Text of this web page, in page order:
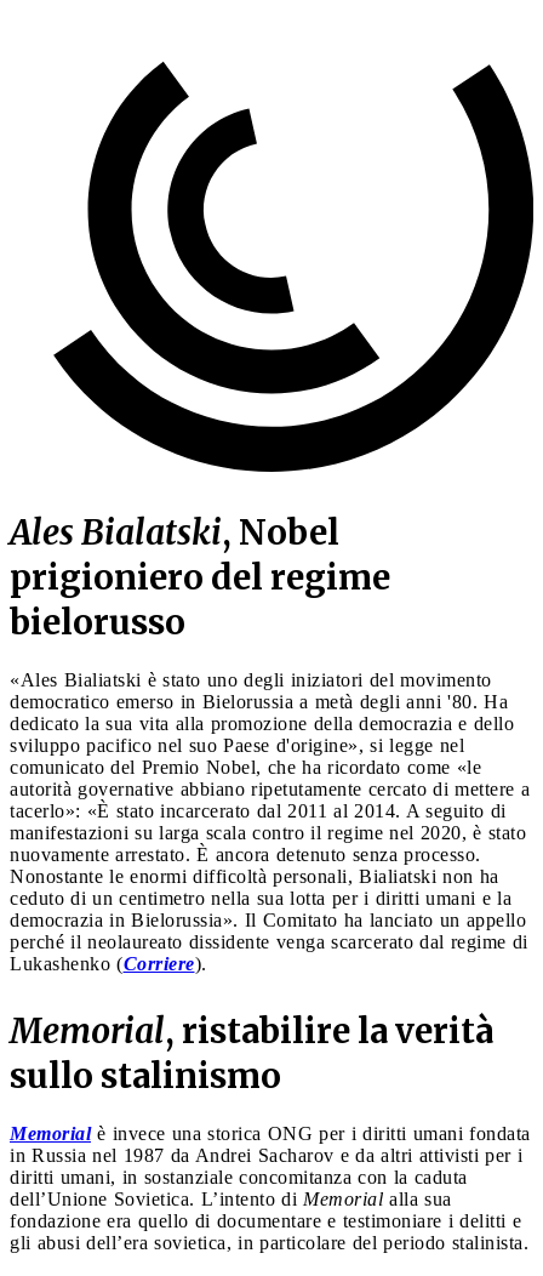
Ales Bialatski, Nobel
prigioniero del regime
bielorusso
«Ales Bialiatski è stato uno degli iniziatori del movimento
democratico emerso in Bielorussia a metà degli anni '80. Ha
dedicato la sua vita alla promozione della democrazia e dello
sviluppo pacifico nel suo Paese d'origine», si legge nel
comunicato del Premio Nobel, che ha ricordato come «le
autorità governative abbiano ripetutamente cercato di mettere a
tacerlo»: «È stato incarcerato dal 2011 al 2014. A seguito di
manifestazioni su larga scala contro il regime nel 2020, è stato
nuovamente arrestato. È ancora detenuto senza processo.
Nonostante le enormi difficoltà personali, Bialiatski non ha
ceduto di un centimetro nella sua lotta per i diritti umani e la
democrazia in Bielorussia». Il Comitato ha lanciato un appello
perché il neolaureato dissidente venga scarcerato dal regime di
Lukashenko (Corriere).
Memorial, ristabilire la verità
sullo stalinismo
Memorial è invece una storica ONG per i diritti umani fondata
in Russia nel 1987 da Andrei Sacharov e da altri attivisti per i
diritti umani, in sostanziale concomitanza con la caduta
dell’Unione Sovietica. L’intento di Memorial alla sua
fondazione era quello di documentare e testimoniare i delitti e
gli abusi dell’era sovietica, in particolare del periodo stalinista.